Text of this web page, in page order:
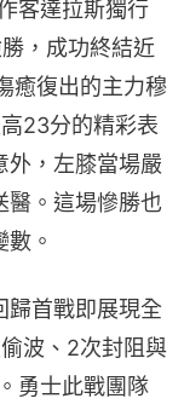
客達拉斯獨行
，成功終結近
癒復出的主力穆
23分的精彩表
外，左膝當場嚴
醫。這場慘勝也
。
歸首戰即展現全
波、2次封阻與
勇士此戰團隊